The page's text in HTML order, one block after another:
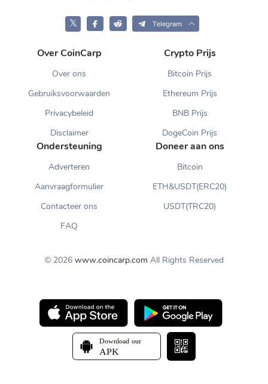
𝕏 Telegram
Over CoinCarp
Over ons
Gebruiksvoorwaarden
Privacybeleid
Disclaimer
Crypto Prijs
Bitcoin Prijs
Ethereum Prijs
BNB Prijs
DogeCoin Prijs
Ondersteuning
Adverteren
Aanvraagformulier
Contacteer ons
FAQ
Doneer aan ons
Bitcoin
ETH&USDT(ERC20)
USDT(TRC20)
© 2026 www.coincarp.com All Rights Reserved